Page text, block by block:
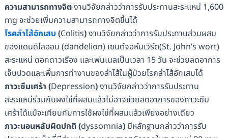
ความสามารถทางจิตงานวิจัยกล่าวว่าการรับประทานสะระแหน่ 1,600
mg จะช่วยเพิ่มความสามารถทางจิตขึ้นได้
โรคลำไส้อักเสบ (Colitis)งานวิจัยกล่าวว่าการรับประทานส่วนผสม
ของแดนดิไลออน (dandelion) เซนต์จอห์นเวิร์ต(St. John’s wort)
สะระแหน่ ดอกดาวเรือง และเฟนเนลเป็นเวลา 15 วัน จะช่วยลดอาการ
เจ็บปวดและเพิ่มการทำงานของลำไส้ในผู้ป่วยโรคลำไส้อักเสบได้
ภาวะซึมเศร้า (Depression)งานวิจัยกล่าวว่าการรับประทาน
สะระแหน่ร่วมกับผงไข่ที่ผสมแล้วไม่อาจช่วยลดอาการของภาวะซึม
เศร้าได้แม้จะเทียบกับการใช้ผงไข่ที่ผสมแล้วเพียงอย่างเดียว
ภาวะนอนหลับผิดปกติ(dyssomnia) มีหลักฐานกล่าวว่าการรับ